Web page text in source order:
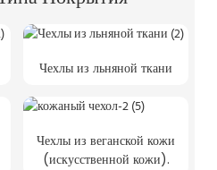
Чехлы из льняной ткани
Чехлы из веганской кожи
(искусственной кожи).